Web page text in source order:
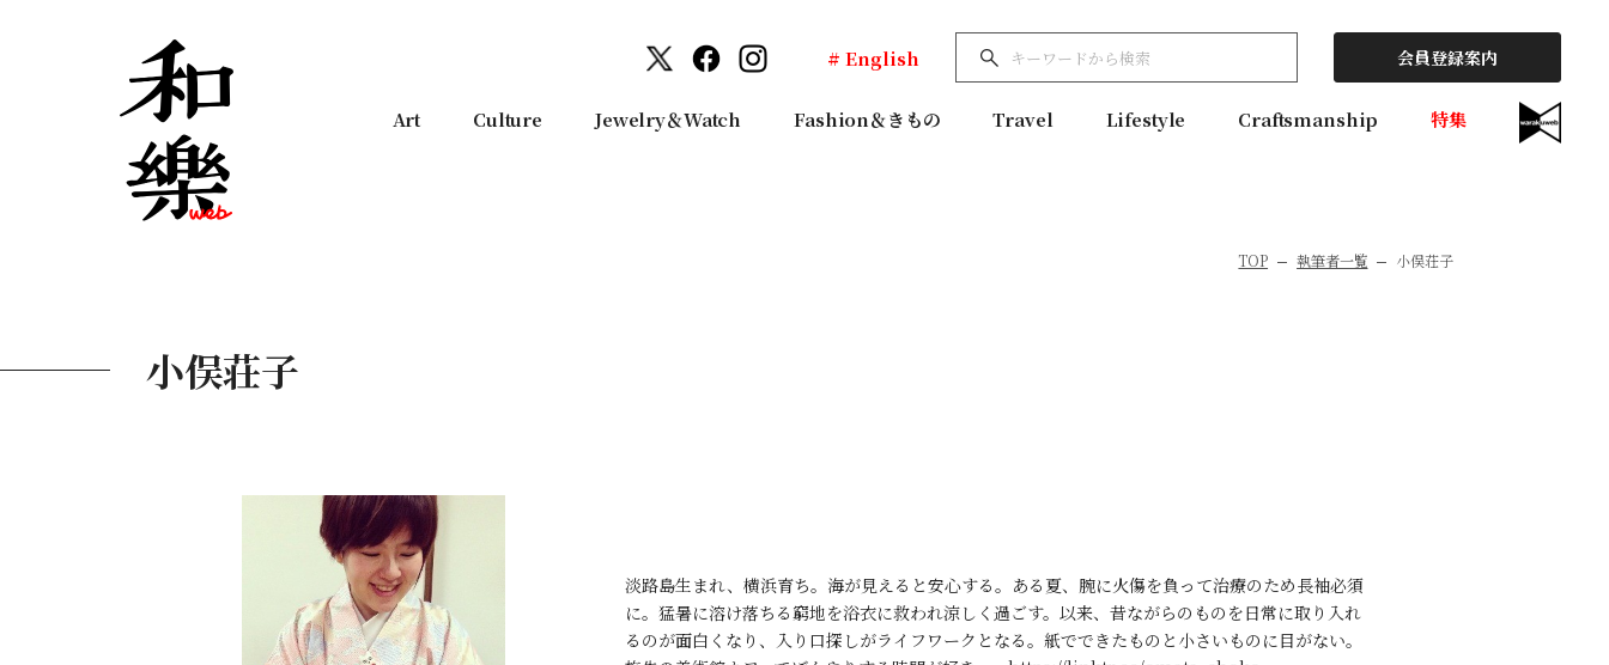
# English 会員登録案内
Art Culture Jewelry＆Watch Fashion＆きもの Travel Lifestyle Craftsmanship 特集
TOP 執筆者一覧 小俣荘子
小俣荘子
淡路島生まれ、横浜育ち。海が見えると安心する。ある夏、腕に火傷を負って治療のため長袖必須
に。猛暑に溶け落ちる窮地を浴衣に救われ涼しく過ごす。以来、昔ながらのものを日常に取り入れ
るのが面白くなり、入り口探しがライフワークとなる。紙でできたものと小さいものに目がない。